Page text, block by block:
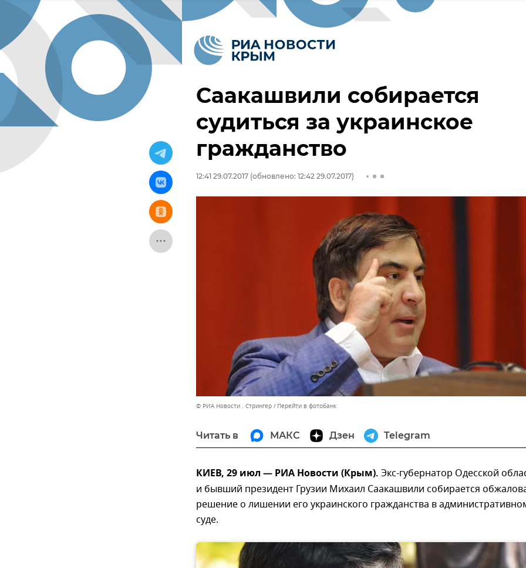
Саакашвили собирается
судиться за украинское
гражданство
12:41 29.07.2017 (обновлено: 12:42 29.07.2017)
© РИА Новости . Стрингер Перейти в фотобанк
Читать в МАКС Дзен Telegram
КИЕВ, 29 июл — РИА Новости (Крым). Экс-губернатор Одесской
и бывший президент Грузии Михаил Саакашвили собирается
решение о лишении его украинского гражданства в
суде.